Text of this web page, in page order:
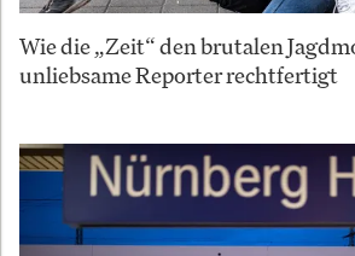
Wie die „Zeit“ den brutalen
unliebsame Reporter rechtfertigt